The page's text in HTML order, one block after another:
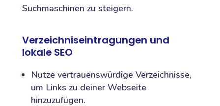
Suchmaschinen zu steigern.
Verzeichniseintragungen und
lokale SEO
Nutze vertrauenswürdige Verzeichnisse,
um Links zu deiner Webseite
hinzuzufügen.